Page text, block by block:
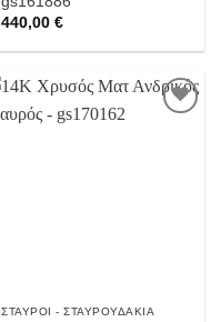
440,00€
ΣΤΑΥΡΟΊ - ΣΤΑΥΡΟΥΔΆΚΙΑ